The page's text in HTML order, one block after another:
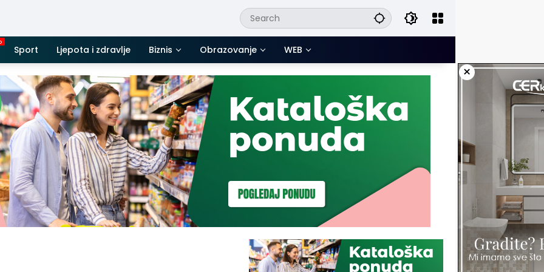
Sport Ljepota i zdravlje Biznis Obrazovanje WEB
×